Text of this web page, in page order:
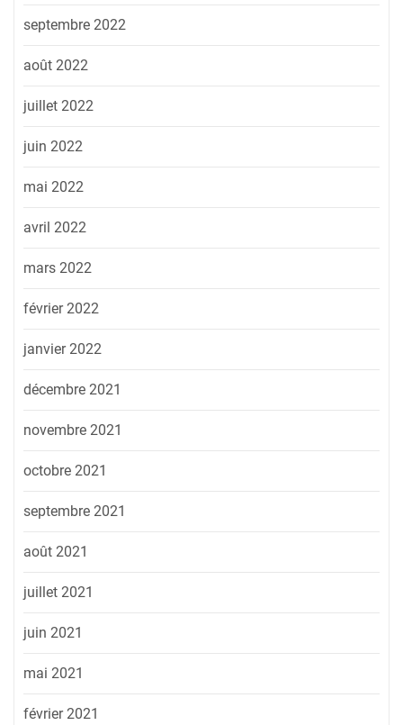
septembre 2022
août 2022
juillet 2022
juin 2022
mai 2022
avril 2022
mars 2022
février 2022
janvier 2022
décembre 2021
novembre 2021
octobre 2021
septembre 2021
août 2021
juillet 2021
juin 2021
mai 2021
février 2021